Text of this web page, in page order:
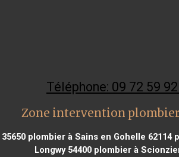
Téléphone: 09 72 59
Zone intervention
plombier à Sains en Gohelle 62114
Longwy 54400plombier à